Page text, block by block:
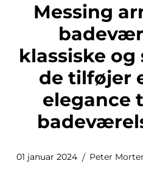
Messing armaturer til
klassiske
de tilføjer
elegance
01 januar 2024 Peter